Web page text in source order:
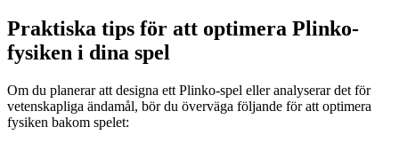
Praktiska tips för att optimera Plinko-
fysiken i dina spel
Om du planerar att designa ett Plinko-spel eller analyserar det för
vetenskapliga ändamål, bör du överväga följande för att optimera
fysiken bakom spelet: